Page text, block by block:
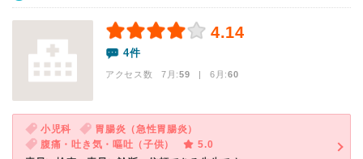
4.14
4件
アクセス数 7月:59 | 6月:60
小児科
胃腸炎（急性胃腸炎）
腹痛・吐き気・嘔吐（子供）
5.0